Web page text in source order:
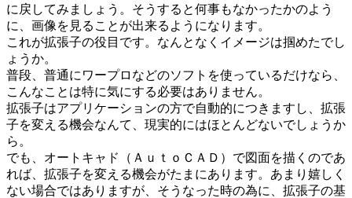
に戻してみましょう。そうすると何事もなかったかのよう
に、画像を見ることが出来るようになります。
これが拡張子の役目です。なんとなくイメージは掴めたでし
ょうか。
普段、普通にワープロなどのソフトを使っているだけなら、
こんなことは特に気にする必要はありません。
拡張子はアプリケーションの方で自動的につきますし、拡張
子を変える機会なんて、現実的にはほとんどないでしょうか
ら。
でも、オートキャド（ＡｕｔｏＣＡＤ）で図面を描くのであ
れば、拡張子を変える機会がたまにあります。あまり嬉しく
ない場合ではありますが、そうなった時の為に、拡張子の基